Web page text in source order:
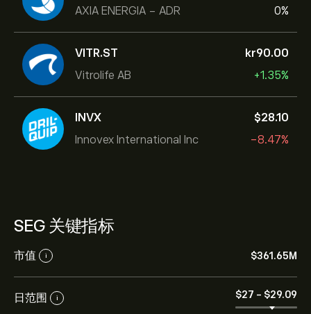
AXIA ENERGIA - ADR
0%
VITR.ST
Vitrolife AB
‎kr‎90.00
+1.35%
INVX
Innovex International Inc
‎$‎28.10
-8.47%
SEG 关键指标
市值 i ‎$‎361.65M
日范围 i ‎$‎27 - ‎$‎29.09